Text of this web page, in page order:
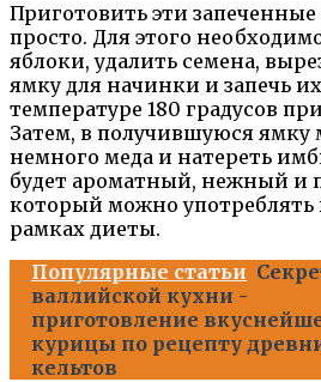
Приготовить эти
просто. Для этого
яблоки, удалить семена,
ямку для начинки и запечь
температуре 180 градусов
Затем, в получившуюся ямку
немного меда и натереть
будет ароматный, нежный и
который можно употреблять
рамках диеты.
Популярные статьи
валлийской кухни -
приготовление
курицы по рецепту
кельтов